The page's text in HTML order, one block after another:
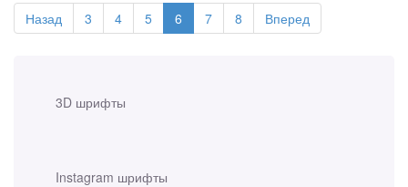
3D шрифты
Instagram шрифты
Назад 3 4 5 6 7 8 Вперед